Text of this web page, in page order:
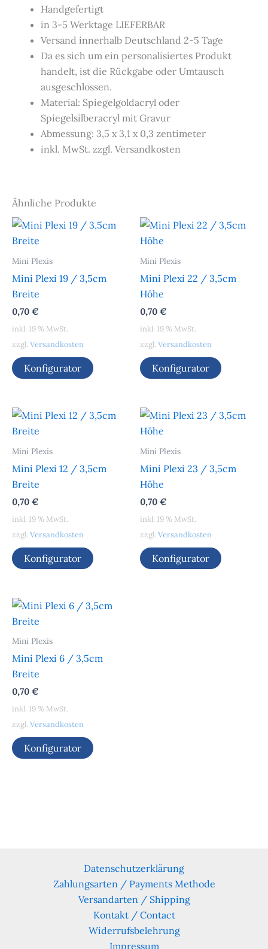
Handgefertigt
in 3-5 Werktage LIEFERBAR
Versand innerhalb Deutschland 2-5 Tage
Da es sich um ein personalisiertes Produkt
handelt, ist die Rückgabe oder Umtausch
ausgeschlossen.
Material: Spiegelgoldacryl oder
Spiegelsilberacryl mit Gravur
Abmessung: 3,5 x 3,1 x 0,3 zentimeter
inkl. MwSt. zzgl. Versandkosten
Ähnliche Produkte
Mini Plexis
Mini Plexi 19 / 3,5cm
Breite
0,70 €
inkl. 19 % MwSt.
zzgl. Versandkosten
Konfigurator
Mini Plexis
Mini Plexi 22 / 3,5cm
Höhe
0,70 €
inkl. 19 % MwSt.
zzgl. Versandkosten
Konfigurator
Mini Plexis
Mini Plexi 12 / 3,5cm
Breite
0,70 €
inkl. 19 % MwSt.
zzgl. Versandkosten
Konfigurator
Mini Plexis
Mini Plexi 23 / 3,5cm
Höhe
0,70 €
inkl. 19 % MwSt.
zzgl. Versandkosten
Konfigurator
Mini Plexis
Mini Plexi 6 / 3,5cm
Breite
0,70 €
inkl. 19 % MwSt.
zzgl. Versandkosten
Konfigurator
Datenschutzerklärung
Zahlungsarten / Payments Methode
Versandarten / Shipping
Kontakt / Contact
Widerrufsbelehrung
Impressum